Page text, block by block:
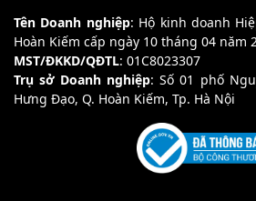
Tên Doanh nghiệp: Hộ kinh doanh
Hoàn Kiếm cấp ngày 10 tháng 04 năm
MST/ĐKKD/QĐTL: 01C8023307
Trụ sở Doanh nghiệp: Số 01 phố
Hưng Đạo, Q. Hoàn Kiếm, Tp. Hà Nội